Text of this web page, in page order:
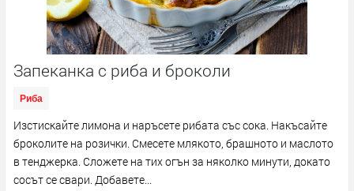
Запеканка с риба и броколи
Риба
Изстискайте лимона и наръсете рибата със сока. Накъсайте
броколите на розички. Смесете млякото, брашното и маслото
в тенджерка. Сложете на тих огън за няколко минути, докато
сосът се свари. Добавете...